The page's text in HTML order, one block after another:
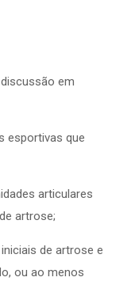
em
esportivas que
articulares
artrose;
de artrose e
ou ao menos